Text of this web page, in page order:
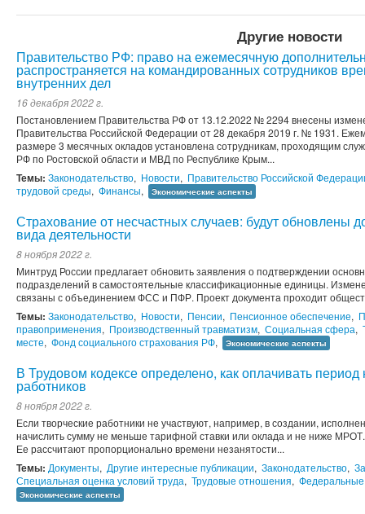
Другие новости
Правительство РФ: право на ежемесячную
распространяется на командированных сотрудников
внутренних дел
16 декабря 2022 г.
Постановлением Правительства РФ от 13.12.2022 № 2294 внесены
Правительства Российской Федерации от 28 декабря 2019 г. № 1931.
размере 3 месячных окладов установлена сотрудникам, проходящим
РФ по Ростовской области и МВД по Республике Крым...
Темы: Законодательство, Новости, Правительство Российской
трудовой среды, Финансы, Экономические аспекты
Страхование от несчастных случаев: будут обновлены
вида деятельности
8 ноября 2022 г.
Минтруд России предлагает обновить заявления о подтверждении
подразделений в самостоятельные классификационные единицы.
связаны с объединением ФСС и ПФР. Проект документа проходит
Темы: Законодательство, Новости, Пенсии, Пенсионное обеспечение,
правоприменения, Производственный травматизм, Социальная сфера,
месте, Фонд социального страхования РФ, Экономические аспекты
В Трудовом кодексе определено, как оплачивать период
работников
8 ноября 2022 г.
Если творческие работники не участвуют, например, в создании,
начислить сумму не меньше тарифной ставки или оклада и не ниже
Ее рассчитают пропорционально времени незанятости...
Темы: Документы, Другие интересные публикации, Законодательство,
Специальная оценка условий труда, Трудовые отношения,
Экономические аспекты